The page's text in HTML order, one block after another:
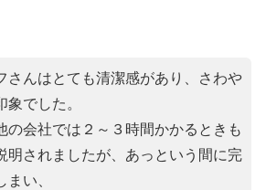
さんはとても清潔感があり、さわや
象でした。
の会社では２～３時間かかるときも
明されましたが、あっという間に完
まい、